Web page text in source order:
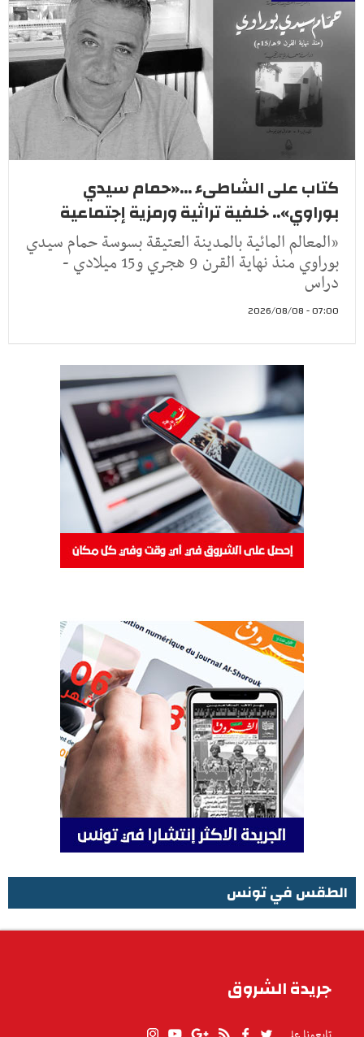
كتاب على الشاطىء ...«حمام سيدي
بوراوي».. خلفية تراثية ورمزية إجتماعية
«المعالم المائية بالمدينة العتيقة بسوسة حمام سيدي
بوراوي منذ نهاية القرن 9 هجري و15 ميلادي -
دراس
07:00 - 2026/08/08
الطقس في تونس
جريدة الشروق